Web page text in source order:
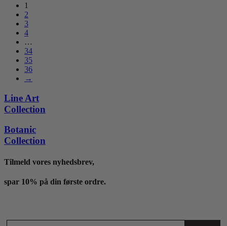
1
2
3
4
…
34
35
36
→
Line Art
Collection
Botanic
Collection
Tilmeld vores nyhedsbrev,
spar 10% på din første ordre.